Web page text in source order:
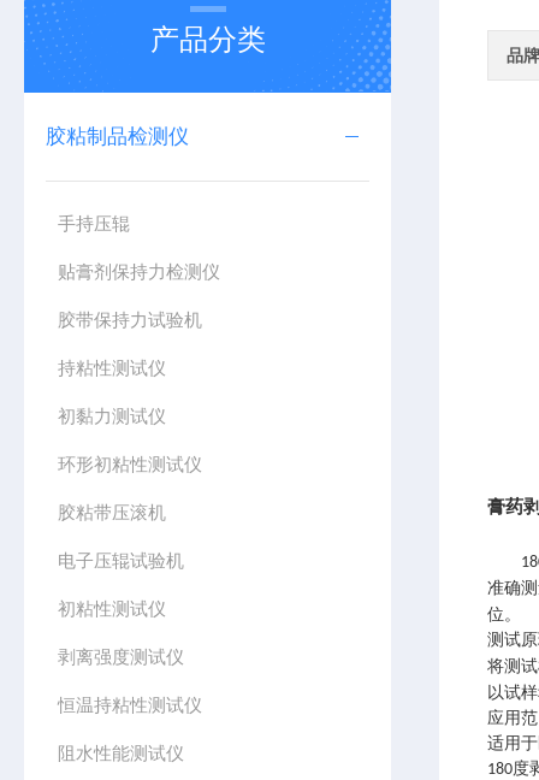
产品分类
胶粘制品检测仪
手持压辊
贴膏剂保持力检测仪
胶带保持力试验机
持粘性测试仪
初黏力测试仪
环形初粘性测试仪
胶粘带压滚机
电子压辊试验机
初粘性测试仪
剥离强度测试仪
恒温持粘性测试仪
阻水性能测试仪
品牌
膏药
准确
位。
测试
将测
以试
应用
适用
180度